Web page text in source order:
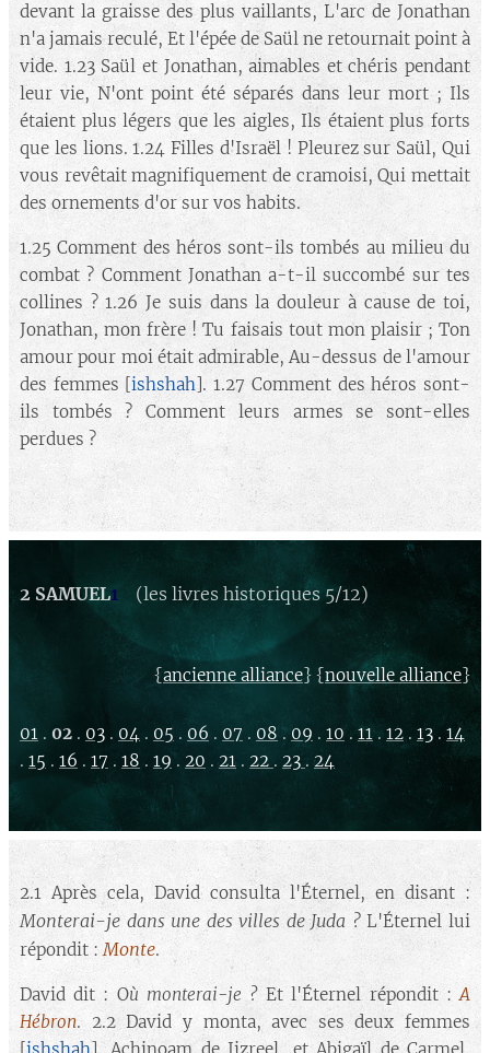
devant la graisse des plus vaillants, L'arc de Jonathan
n'a jamais reculé, Et l'épée de Saül ne retournait point à
vide. 1.23 Saül et Jonathan, aimables et chéris pendant
leur vie, N'ont point été séparés dans leur mort ; Ils
étaient plus légers que les aigles, Ils étaient plus forts
que les lions. 1.24 Filles d'Israël ! Pleurez sur Saül, Qui
vous revêtait magnifiquement de cramoisi, Qui mettait
des ornements d'or sur vos habits.
1.25 Comment des héros sont-ils tombés au milieu du
combat ? Comment Jonathan a-t-il succombé sur tes
collines ? 1.26 Je suis dans la douleur à cause de toi,
Jonathan, mon frère ! Tu faisais tout mon plaisir ; Ton
amour pour moi était admirable, Au-dessus de l'amour
des femmes [ishshah]. 1.27 Comment des héros sont-
ils tombés ? Comment leurs armes se sont-elles
perdues ?
2 SAMUEL1 (les livres historiques 5/12)
{ancienne alliance} {nouvelle alliance}
01 . 02 . 03 . 04 . 05 . 06 . 07 . 08 . 09 . 10. 11 . 12 . 13 . 14
. 15 . 16 . 17 . 18 . 19. 20 .21 . 22 . 23 . 24
2.1 Après cela, David consulta l'Éternel, en disant :
Monterai-je dans une des villes de Juda ?L'Éternel lui
répondit :Monte.
David dit : Où monterai-je ?Et l'Éternel répondit :A
Hébron. 2.2 David y monta, avec ses deux femmes